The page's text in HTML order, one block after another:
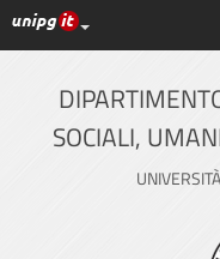
Vai
al
contenuto
principale
Link ai principali
SOCIALI,